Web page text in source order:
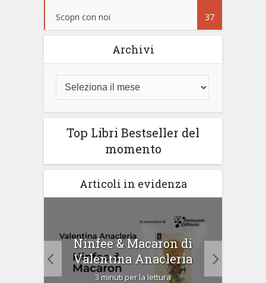
Scopri con noi 37
Archivi
Top Libri Bestseller del
momento
Articoli in evidenza
Ninfee & Macaron di
Valentina Anacleria
3 minuti per la lettura